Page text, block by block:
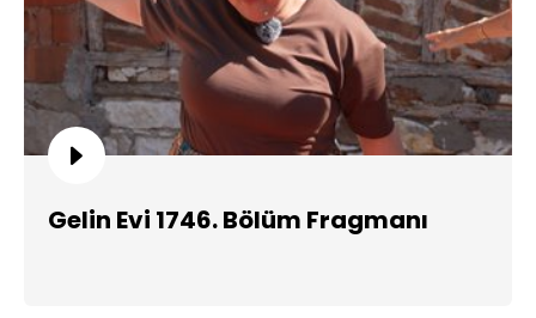
Gelin Evi 1746. Bölüm Fragmanı